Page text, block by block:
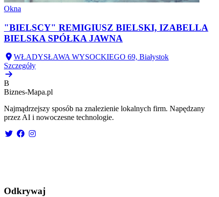
Okna
"BIELSCY" REMIGIUSZ BIELSKI, IZABELLA
BIELSKA SPÓŁKA JAWNA
WŁADYSŁAWA WYSOCKIEGO 69, Białystok
Szczegóły
B
Biznes-Mapa.pl
Najmądrzejszy sposób na znalezienie lokalnych firm. Napędzany
przez AI i nowoczesne technologie.
Odkrywaj